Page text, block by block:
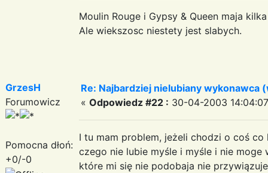
Moulin Rouge i Gypsy & Queen maja
Ale wiekszosc niestety jest slabych.
GrzesH
Forumowicz
Pomocna dłoń:
+0/-0
Re: Najbardziej nielubiany wykonawca
« Odpowiedz #22 : 30-04-2003
I tu mam problem, jeżeli chodzi o coś
czego nie lubie myśle i myśle i nie
które mi się nie podobaja nie